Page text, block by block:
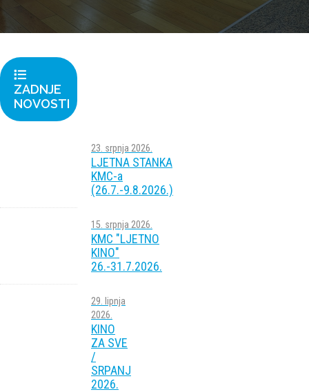
ZADNJE
NOVOSTI
23. srpnja 2026.
LJETNA STANKA
KMC-a
(26.7.-9.8.2026.)
15. srpnja 2026.
KMC "LJETNO
KINO"
26.-31.7.2026.
29. lipnja
2026.
KINO
ZA SVE
/
SRPANJ
2026.